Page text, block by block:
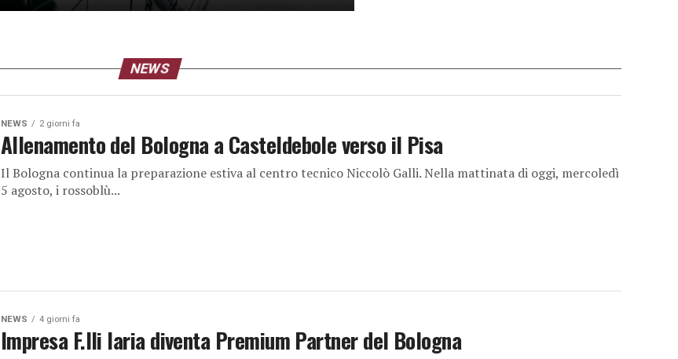
NEWS
NEWS 2 giorni fa
Allenamento del Bologna a Casteldebole verso il Pisa
Il Bologna continua la preparazione estiva al centro tecnico Niccolò Galli. Nella mattinata di oggi, mercoledì
5 agosto, i rossoblù...
NEWS 4 giorni fa
Impresa F.lli Iaria diventa Premium Partner del Bologna